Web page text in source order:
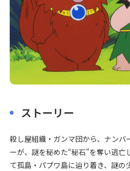
ストーリー
殺し屋組織・ガンマ団から、ナンバ
ーが、謎を秘めた“秘石”を奪い逃亡
て孤島・パプワ島に辿り着き、謎の